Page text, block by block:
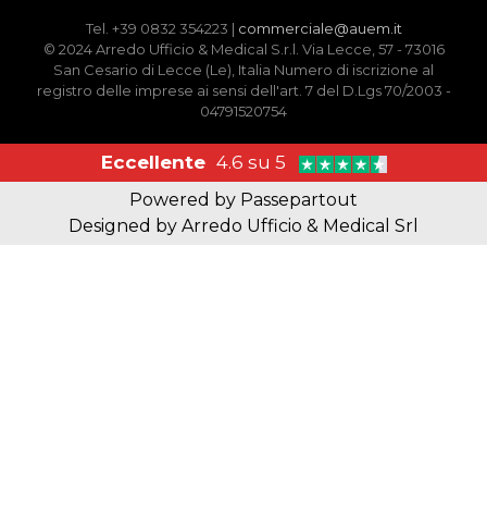
Tel. +39 0832 354223 | commerciale@auem.it
© 2024 Arredo Ufficio & Medical S.r.l. Via Lecce, 57 - 73016
San Cesario di Lecce (Le), Italia Numero di iscrizione al
registro delle imprese ai sensi dell'art. 7 del D.Lgs 70/2003 -
04791520754
Eccellente 4.6 su 5
Powered by Passepartout
Designed by Arredo Ufficio & Medical Srl